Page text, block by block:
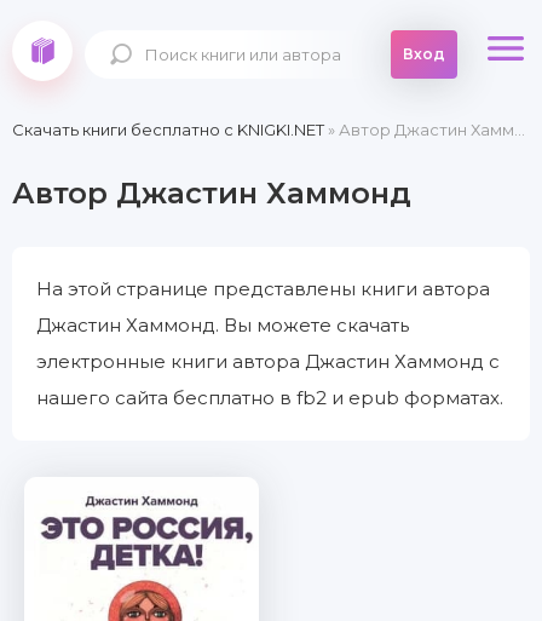
Вход
Скачать книги бесплатно c KNIGKI.NET» Автор Джастин Хаммонд
Автор Джастин Хаммонд
На этой странице представлены книги автора
Джастин Хаммонд. Вы можете скачать
электронные книги автора Джастин Хаммонд с
нашего сайта бесплатно в fb2 и epub форматах.